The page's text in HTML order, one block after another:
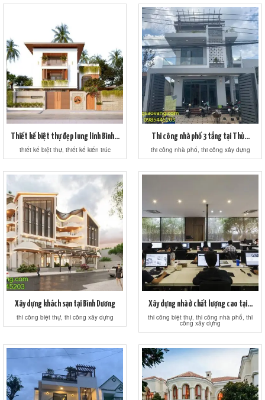
Thiết kế biệt thự đẹp lung linh Bình...
thiết kế biệt thự, thiết kế kiến trúc
Thi công nhà phố 3 tầng tại Thủ...
thi công nhà phố, thi công xây dựng
Xây dựng khách sạn tại Bình Dương
thi công biệt thự, thi công xây dựng
Xây dựng nhà ở chất lượng cao tại...
thi công biệt thự, thi công nhà phố, thi
công xây dựng